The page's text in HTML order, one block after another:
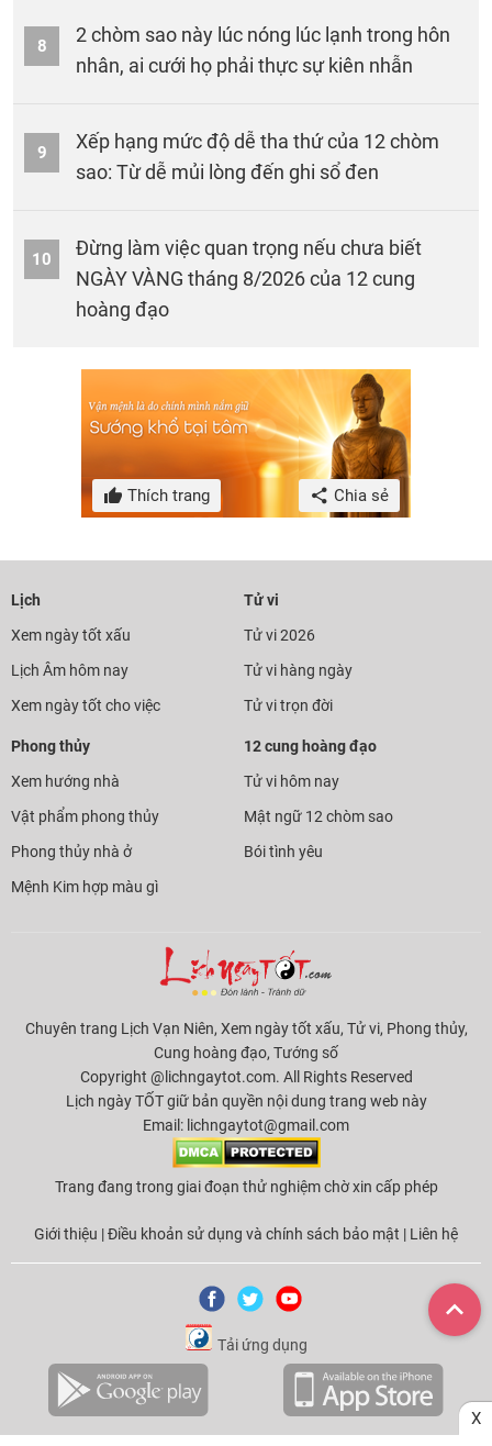
8
2 chòm sao này lúc nóng lúc lạnh trong hôn
nhân, ai cưới họ phải thực sự kiên nhẫn
9
Xếp hạng mức độ dễ tha thứ của 12 chòm
sao: Từ dễ mủi lòng đến ghi sổ đen
10
Đừng làm việc quan trọng nếu chưa biết
NGÀY VÀNG tháng 8/2026 của 12 cung
hoàng đạo
Thích trang Chia sẻ
Lịch
Xem ngày tốt xấu
Lịch Âm hôm nay
Xem ngày tốt cho việc
Tử vi
Tử vi 2026
Tử vi hàng ngày
Tử vi trọn đời
Phong thủy
Xem hướng nhà
Vật phẩm phong thủy
Phong thủy nhà ở
Mệnh Kim hợp màu gì
12 cung hoàng đạo
Tử vi hôm nay
Mật ngữ 12 chòm sao
Bói tình yêu
Chuyên trang Lịch Vạn Niên, Xem ngày tốt xấu, Tử vi, Phong thủy,
Cung hoàng đạo, Tướng số
Copyright @lichngaytot.com. All Rights Reserved
Lịch ngày TỐT giữ bản quyền nội dung trang web này
Email: lichngaytot@gmail.com
Trang đang trong giai đoạn thử nghiệm chờ xin cấp phép
Giới thiệu |Điều khoản sử dụng và chính sách bảo mật | Liên hệ
Tải ứng dụng
X